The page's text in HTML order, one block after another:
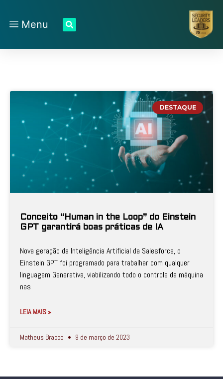
Menu
DESTAQUE
Conceito “Human in the Loop” do Einstein
GPT garantirá boas práticas de IA
Nova geração da Inteligência Artificial da Salesforce, o
Einstein GPT foi programado para trabalhar com qualquer
linguagem Generativa, viabilizando todo o controle da máquina
nas
LEIA MAIS »
Matheus Bracco 9 de março de 2023